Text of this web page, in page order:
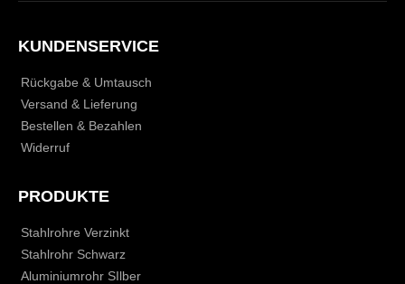
KUNDENSERVICE
Rückgabe & Umtausch
Versand & Lieferung
Bestellen & Bezahlen
Widerruf
PRODUKTE
Stahlrohre Verzinkt
Stahlrohr Schwarz
Aluminiumrohr SIlber